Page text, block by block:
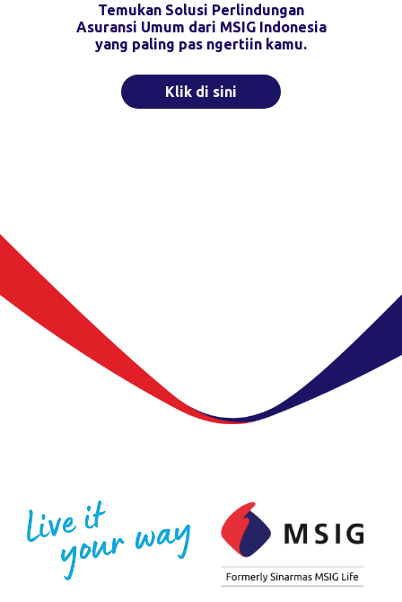
Temukan Solusi Perlindungan
Asuransi Umum dari MSIG Indonesia
yang paling pas ngertiin kamu.
Klik di sini